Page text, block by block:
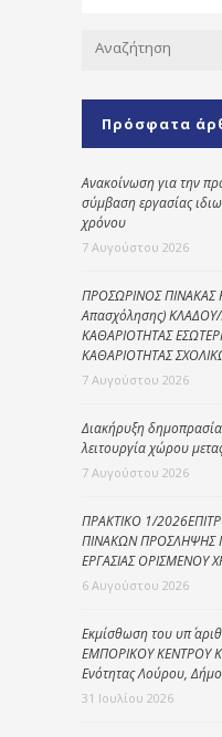
Πρόσφατα
Ανακοίνωση για την
σύμβαση εργασίας
χρόνου
7 Αυγούστου 2026
ΠΡΟΣΩΡΙΝΟΣ ΠΙΝΑΚΑΣ
Απασχόλησης)
ΚΑΘΑΡΙΟΤΗΤΑΣ
ΚΑΘΑΡΙΟΤΗΤΑΣ
7 Αυγούστου 2026
Διακήρυξη
λειτουργία χώρου
7 Αυγούστου 2026
ΠΡΑΚΤΙΚΟ 1/
ΠΙΝΑΚΩΝ ΠΡΟΣΛΗΨΗΣ
ΕΡΓΑΣΙΑΣ ΟΡΙΣΜΕΝΟΥ
6 Αυγούστου 2026
Εκμίσθωση του υπ΄
ΕΜΠΟΡΙΚΟΥ ΚΕΝΤΡΟΥ
Ενότητας Λούρου,
31 Ιουλίου 2026